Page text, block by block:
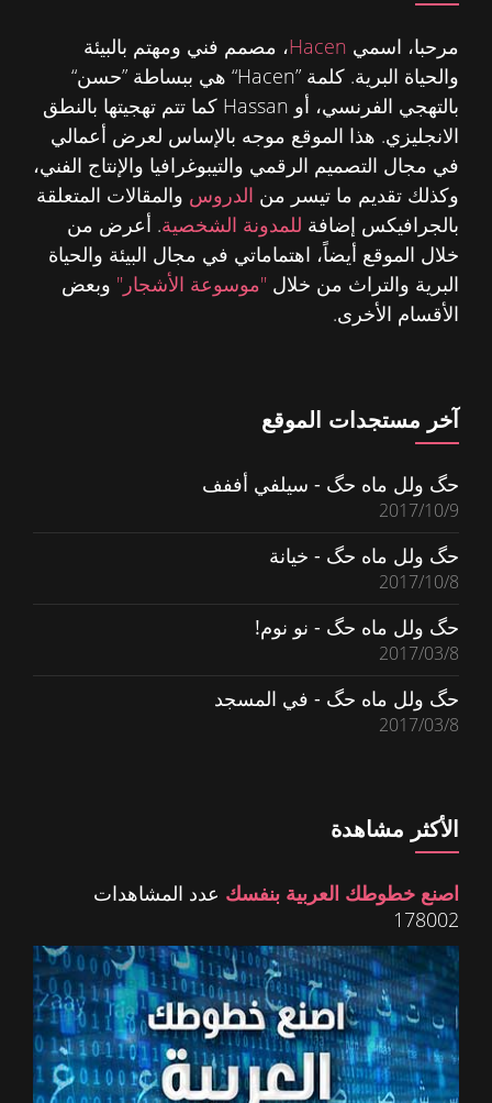
مرحبا، اسمي Hacen، مصمم فني ومهتم بالبيئة
والحياة البرية. كلمة ”Hacen“ هي ببساطة ”حسن“
بالتهجي الفرنسي، أو Hassan كما تتم تهجيتها بالنطق
الانجليزي. هذا الموقع موجه بالإساس لعرض أعمالي
في مجال التصميم الرقمي والتيبوغرافيا والإنتاج الفني،
وكذلك تقديم ما تيسر من الدروس والمقالات المتعلقة
بالجرافيكس إضافة للمدونة الشخصية. أعرض من
خلال الموقع أيضاً، اهتماماتي في مجال البيئة والحياة
البرية والتراث من خلال "موسوعة الأشجار" وبعض
الأقسام الأخرى.
آخر مستجدات الموقع
حگ ولل ماه حگ - سيلفي أففف
2017/10/9
حگ ولل ماه حگ - خيانة
2017/10/8
حگ ولل ماه حگ - نو نوم!
2017/03/8
حگ ولل ماه حگ - في المسجد
2017/03/8
الأكثر مشاهدة
اصنع خطوطك العربية بنفسك عدد المشاهدات
178002